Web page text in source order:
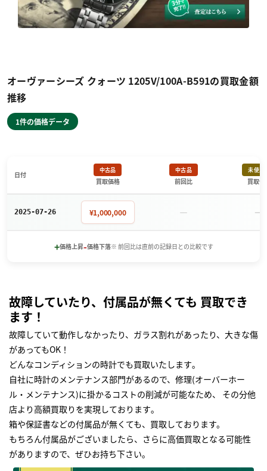
オーヴァーシーズ クォーツ 1205V/100A-B591の買取金額
推移
1件の価格データ
日付
中古品
買取価格
中古品
前回比
未使用
買取価
2025-07-26 ¥1,000,000 － －
+価格上昇-価格下落※ 前回比は直前の記録日との比較です
故障していたり、付属品が無くても 買取でき
ます！
故障していて動作しなかったり、ガラス割れがあったり、大きな傷
があってもOK！
どんなコンディションの時計でも買取いたします｡
自社に時計のメンテナンス部門があるので、修理(オーバーホー
ル・メンテナンス)に掛かるコストの削減が可能なため、 その分他
店より高額買取りを実現しております｡
箱や保証書などの付属品が無くても、買取しております。
もちろん付属品がございましたら、さらに高価買取となる可能性
がありますので、ぜひお持ち下さい｡